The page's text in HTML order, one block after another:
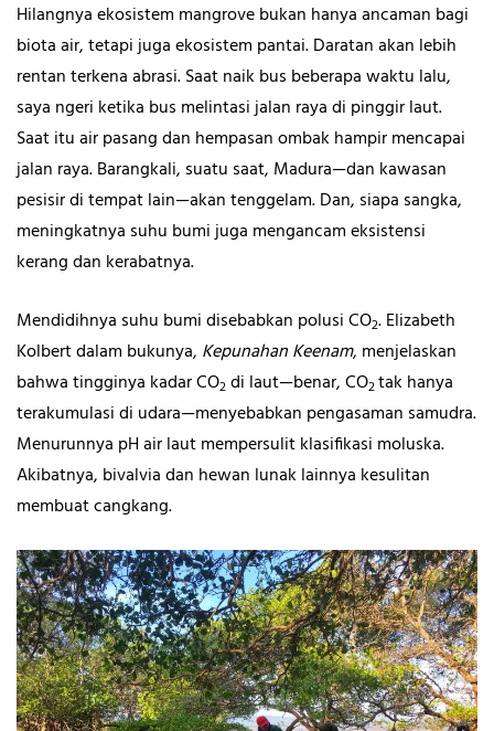
Hilangnya ekosistem mangrove bukan hanya ancaman bagi
biota air, tetapi juga ekosistem pantai. Daratan akan lebih
rentan terkena abrasi. Saat naik bus beberapa waktu lalu,
saya ngeri ketika bus melintasi jalan raya di pinggir laut.
Saat itu air pasang dan hempasan ombak hampir mencapai
jalan raya. Barangkali, suatu saat, Madura—dan kawasan
pesisir di tempat lain—akan tenggelam. Dan, siapa sangka,
meningkatnya suhu bumi juga mengancam eksistensi
kerang dan kerabatnya.
Mendidihnya suhu bumi disebabkan polusi CO2. Elizabeth
Kolbert dalam bukunya, Kepunahan Keenam, menjelaskan
bahwa tingginya kadar CO2 di laut—benar, CO2tak hanya
terakumulasi di udara—menyebabkan pengasaman samudra.
Menurunnya pH air laut mempersulit klasifikasi moluska.
Akibatnya, bivalvia dan hewan lunak lainnya kesulitan
membuat cangkang.